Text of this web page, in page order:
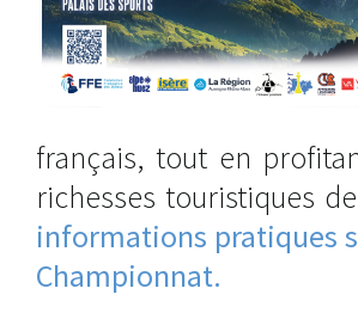
français, tout en
richesses touristiques
informations pratiques
Championnat.